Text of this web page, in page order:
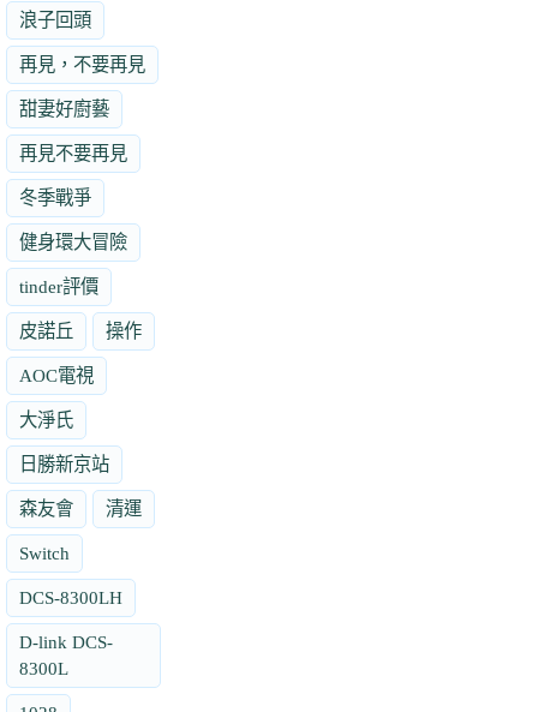
浪子回頭
再見，不要再見
甜妻好廚藝
再見不要再見
冬季戰爭
健身環大冒險
tinder評價
皮諾丘 操作
AOC電視
大淨氏
日勝新京站
森友會 清運
Switch
DCS-8300LH
D-link DCS-
8300L